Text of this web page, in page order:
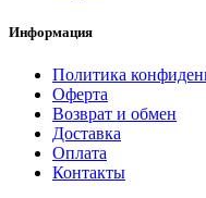
Информация
Политика
Оферта
Возврат и обмен
Доставка
Оплата
Контакты